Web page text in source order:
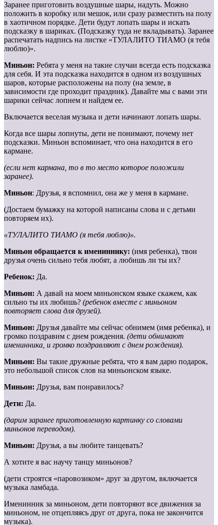
Заранее приготовить воздушные шары, надуть. Можно
положить в коробку или мешок, или сразу разместить на полу
в хаотичном порядке. Дети будут лопать шары и искать
подсказку в шариках. (Подсказку туда не вкладывать). Заранее
распечатать надпись на листке «ТУЛАЛИТО ТИАМО (я тебя
люблю)».
Миньон: Ребята у меня на такие случаи всегда есть подсказка
для себя. И эта подсказка находится в одном из воздушных
шаров, которые расположены на полу (на земле, в
зависимости где проходит праздник). Давайте мы с вами эти
шарики сейчас лопнем и найдем ее.
Включается веселая музыка и дети начинают лопать шары.
Когда все шары лопнуты, дети не понимают, почему нет
подсказки. Миньон вспоминает, что она находится в его
кармане.
(если нет кармана, то в то место которое положили
заранее).
Миньон: Друзья, я вспомнил, она же у меня в кармане.
(Достаем бумажку на которой написаны слова и с детьми
повторяем их).
«ТУЛАЛИТО ТИАМО (я тебя люблю)».
Миньон обращается к имениннику: (имя ребенка), твои
друзья очень сильно тебя любят, а любишь ли ты их?
Ребенок: Да.
Миньон: А давай на моем миньонском языке скажем, как
сильно ты их любишь? (ребенок вместе с миньоном
повторяет слова для друзей).
Миньон: Друзья давайте мы сейчас обнимем (имя ребенка), и
громко поздравим с днем рождения. (дети обнимают
именинника, и громко поздравляют с днем рождения).
Миньон: Вы такие дружные ребята, что я вам дарю подарок,
это небольшой список слов на миньонском языке.
Миньон: Друзья, вам понравилось?
Дети: Да.
(дарим заранее приготовленную картинку со словами
миньонов переводом).
Миньон: Друзья, а вы любите танцевать?
А хотите я вас научу танцу миньонов?
(дети строятся «паровозиком» друг за другом, включается
музыка ламбада.
Именинник за миньоном, дети повторяют все движения за
миньоном, не отцепляясь друг от друга, пока не закончится
музыка).